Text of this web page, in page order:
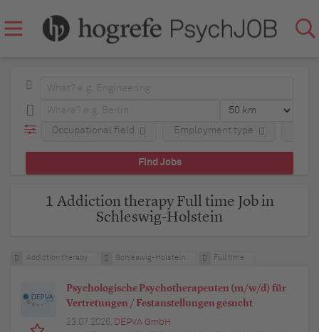
Occupational field Employment type
1 Addiction therapy Full time Job in
Schleswig-Holstein
Addiction therapy Schleswig-Holstein Full time
Psychologische Psychotherapeuten (m/w/d) für
Vertretungen / Festanstellungen gesucht
23.07.2026, DEPVA GmbH